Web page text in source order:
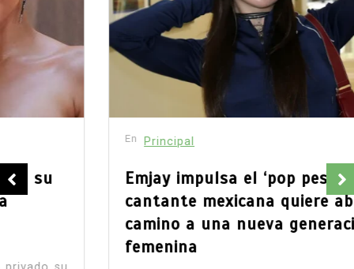
Emjay impulsa el ‘pop pesado’: la
cantante mexicana quiere abrir
camino a una nueva generación